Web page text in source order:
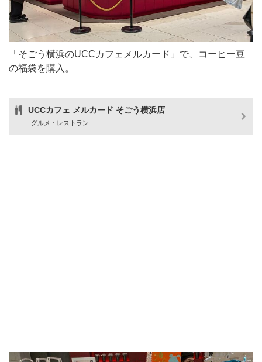
「そごう横浜のUCCカフェメルカード」で、コーヒー豆
の福袋を購入。
UCCカフェ メルカード そごう横浜店
グルメ・レストラン